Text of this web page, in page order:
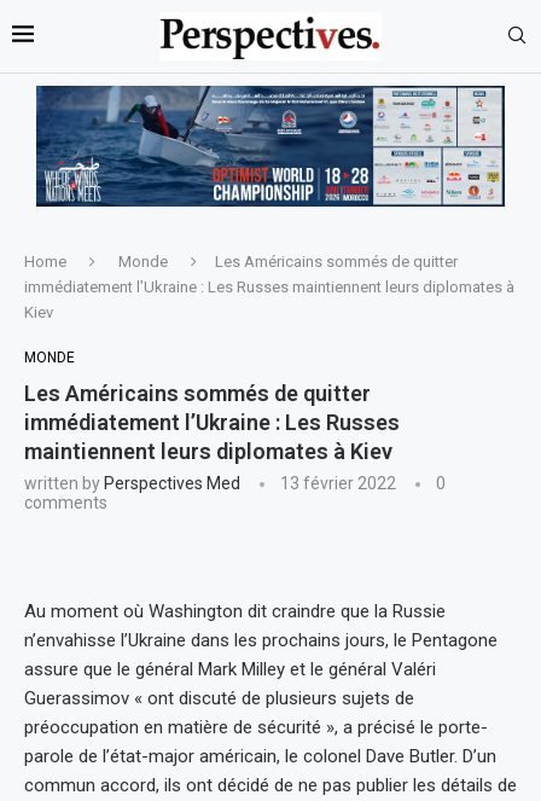
Home Monde
Les Américains sommés de quitter
immédiatement l’Ukraine : Les Russes maintiennent leurs diplomates à
Kiev
MONDE
Les Américains sommés de quitter
immédiatement l’Ukraine : Les Russes
maintiennent leurs diplomates à Kiev
written by Perspectives Med 13 février 2022
0
comments
Au moment où Washington dit craindre que la Russie
n’envahisse l’Ukraine dans les prochains jours, le Pentagone
assure que le général Mark Milley et le général Valéri
Guerassimov « ont discuté de plusieurs sujets de
préoccupation en matière de sécurité », a précisé le porte-
parole de l’état-major américain, le colonel Dave Butler. D’un
commun accord, ils ont décidé de ne pas publier les détails de